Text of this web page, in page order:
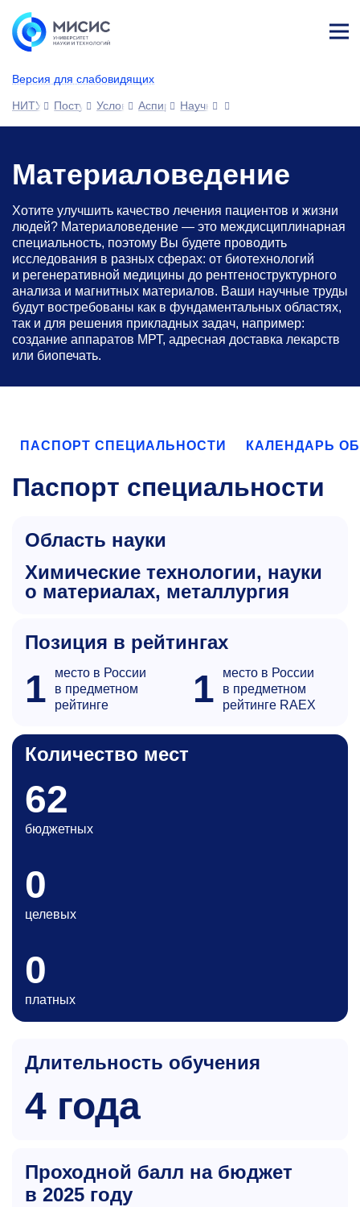
Версия для слабовидящих
т
НИТУ МИСИСПоступающимУсловия приема
АспирантураНаучные специальности
Материаловедение
Хотите улучшить качество лечения пациентов и жизни
людей? Материаловедение — это междисциплинарная
специальность, поэтому Вы будете проводить
исследования в разных сферах: от биотехнологий
и регенеративной медицины до рентгеноструктурного
анализа и магнитных материалов. Ваши научные труды
будут востребованы как в фундаментальных областях,
так и для решения прикладных задач, например:
создание аппаратов МРТ, адресная доставка лекарств
или биопечать.
ПАСПОРТ СПЕЦИАЛЬНОСТИ КАЛЕНДАРЬ
Паспорт специальности
Область науки
химические технологии, науки
о материалах, металлургия
Позиция в рейтингах
1
место в России
в предметном
рейтинге
1
место в России
в предметном
рейтинге RAEX
Количество мест
62
бюджетных
0
целевых
0
платных
Длительность обучения
4 года
Проходной балл на бюджет
в 2025 году